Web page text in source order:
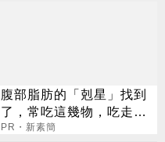
腹部脂肪的「剋星」找到
了，常吃這幾物，吃走大
肚囊，瘦出小蠻腰
PR・新素簡